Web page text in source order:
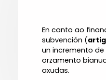
En canto ao
subvención (
un incremento de
orzamento
axudas.